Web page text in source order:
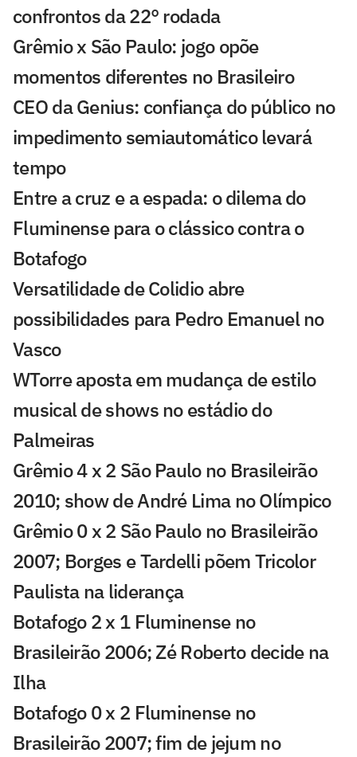
confrontos da 22° rodada
Grêmio x São Paulo: jogo opõe
momentos diferentes no Brasileiro
CEO da Genius: confiança do público no
impedimento semiautomático levará
tempo
Entre a cruz e a espada: o dilema do
Fluminense para o clássico contra o
Botafogo
Versatilidade de Colidio abre
possibilidades para Pedro Emanuel no
Vasco
WTorre aposta em mudança de estilo
musical de shows no estádio do
Palmeiras
Grêmio 4 x 2 São Paulo no Brasileirão
2010; show de André Lima no Olímpico
Grêmio 0 x 2 São Paulo no Brasileirão
2007; Borges e Tardelli põem Tricolor
Paulista na liderança
Botafogo 2 x 1 Fluminense no
Brasileirão 2006; Zé Roberto decide na
Ilha
Botafogo 0 x 2 Fluminense no
Brasileirão 2007; fim de jejum no